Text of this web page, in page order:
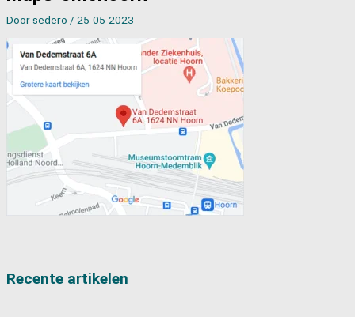
Door sedero / 25-05-2023
Recente artikelen